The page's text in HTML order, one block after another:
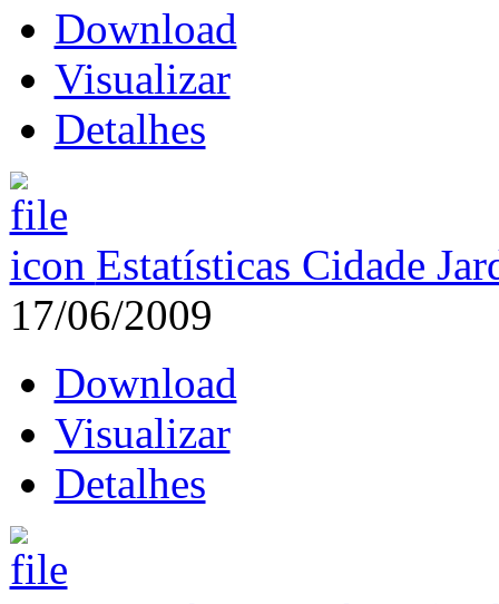
Download
Visualizar
Detalhes
Estatísticas Cidade
17/06/2009
Download
Visualizar
Detalhes